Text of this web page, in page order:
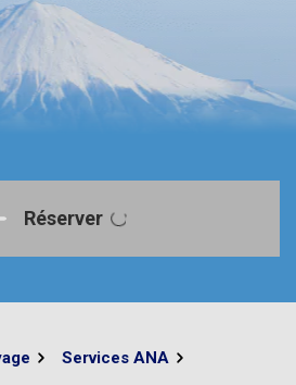
Réserver
Services ANA